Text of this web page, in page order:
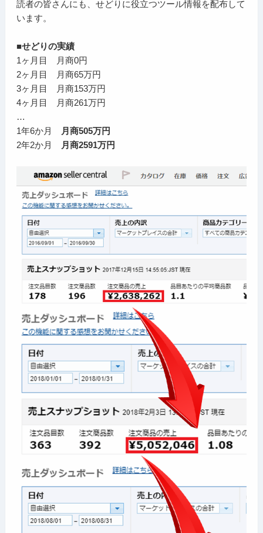
読者の皆さんにも、せどりに役立つツール情報を配布して
います。
■せどりの実績
1ヶ月目 月商0円
2ヶ月目 月商65万円
3ヶ月目 月商153万円
4ヶ月目 月商261万円
…
1年6か月
月商505万円
2年2か月
月商2591万円